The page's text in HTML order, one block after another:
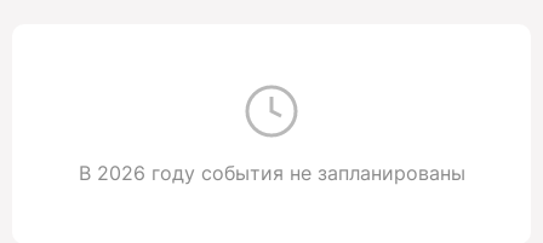
В 2026 году события не запланированы